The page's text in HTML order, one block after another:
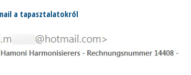
a tapasztalatokról